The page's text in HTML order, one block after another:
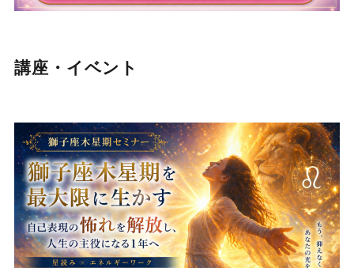
講座・イベント